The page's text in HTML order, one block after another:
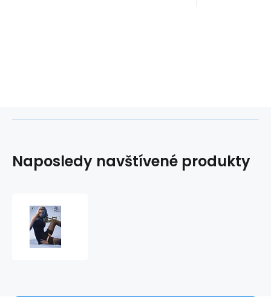
Naposledy navštívené produkty